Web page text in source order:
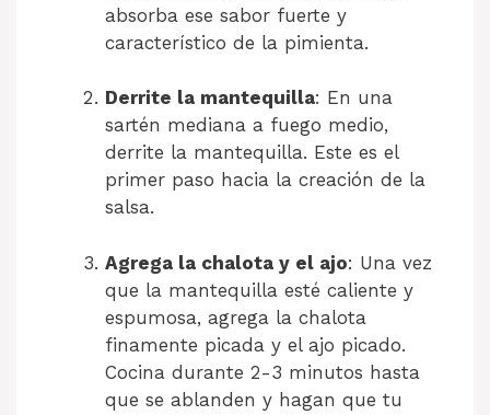
absorba ese sabor fuerte y
característico de la pimienta.
Derrite la mantequilla: En una
sartén mediana a fuego medio,
derrite la mantequilla. Este es el
primer paso hacia la creación de la
salsa.
Agrega la chalota y el ajo: Una vez
que la mantequilla esté caliente y
espumosa, agrega la chalota
finamente picada y el ajo picado.
Cocina durante 2-3 minutos hasta
que se ablanden y hagan que tu